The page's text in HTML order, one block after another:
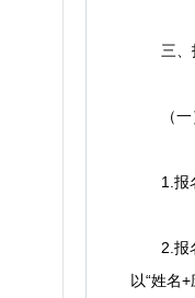
三、
（一
1.报名
2.报名
以“姓名